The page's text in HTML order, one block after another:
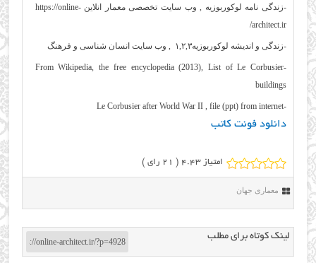
-زندگی نامه لوکوربوزیه , وب سایت تخصصی معمار انلاین https://online-
architect.ir/
-زندگی و اندیشه لوکوربوزیه۱,۲,۳ , وب سایت انسان شناسی و فرهنگ
-From Wikipedia, the free encyclopedia (2013), List of Le Corbusier
buildings
-Le Corbusier after World War II , file (ppt) from internet
دانلود فونت کاتب
امتیاز 4.43 ( 21 رای )
معماری جهان
لینک کوتاه برای مطلب